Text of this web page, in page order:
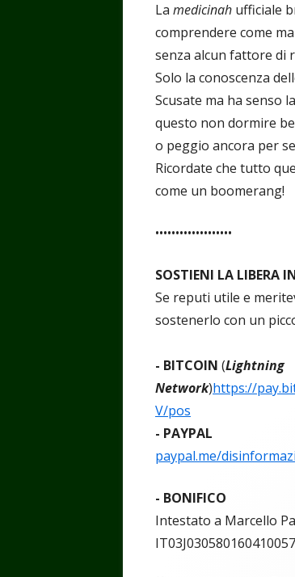
La medicinah ufficiale
comprendere come
senza alcun fattore di
Solo la conoscenza
Scusate ma ha senso
questo non dormire
o peggio ancora per
Ricordate che tutto
come un boomerang!
•••••••••••••••••••
SOSTIENI LA LIBERA
Se reputi utile e
sostenerlo con un
- BITCOIN (Lightning
Network)https://
V/pos
- PAYPAL
paypal.me/
- BONIFICO
Intestato a Marcello